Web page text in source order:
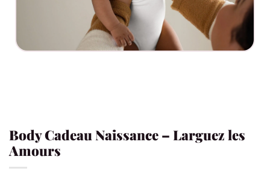
Body Cadeau Naissance – Larguez les
Amours